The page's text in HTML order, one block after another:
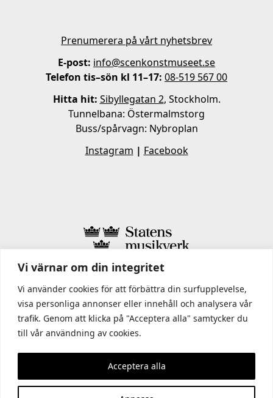
Vi värnar om din integritet
Vi använder cookies för att förbättra din surfupplevelse,
visa personliga annonser eller innehåll och analysera vår
trafik. Genom att klicka på "Acceptera alla" samtycker du
till vår användning av cookies.
Acceptera alla
Prenumerera på vårt nyhetsbrev
E-post: info@scenkonstmuseet.se
Telefon tis–sön kl 11–17: 08-519 567 00
Hitta hit: Sibyllegatan 2, Stockholm.
Tunnelbana: Östermalmstorg
Buss/spårvagn: Nybroplan
Instagram | Facebook
I STATENS MUSIKVERK INGÅR